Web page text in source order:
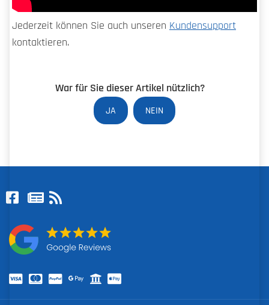
Jederzeit können Sie auch unseren Kundensupport
kontaktieren.
War für Sie dieser Artikel nützlich?
JA NEIN